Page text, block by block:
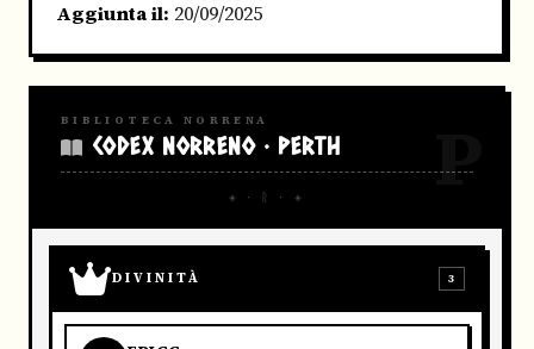
Aggiunta il: 20/09/2025
P
BIBLIOTECA NORRENA
CODEX NORRENO · PERTH
◈ · ᚱ · ◈
DIVINITÀ 3